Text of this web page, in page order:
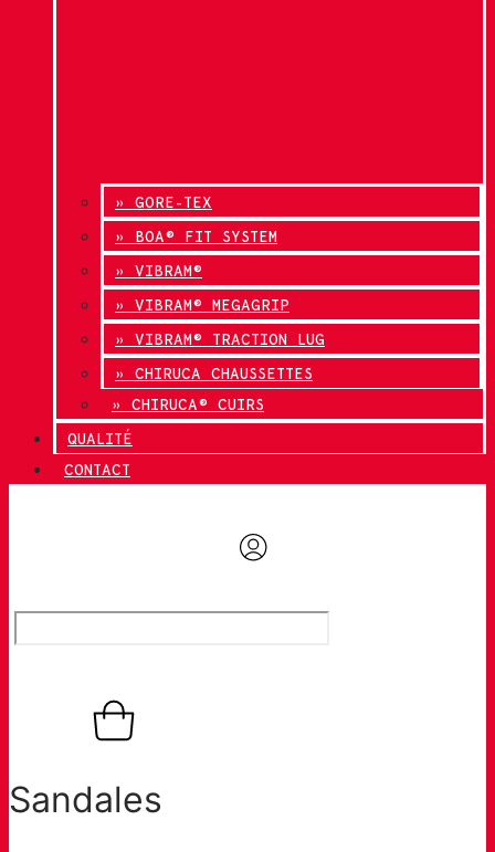
» GORE-TEX
» BOA® FIT SYSTEM
» VIBRAM®
» VIBRAM® MEGAGRIP
» VIBRAM® TRACTION LUG
» CHIRUCA CHAUSSETTES
» CHIRUCA® CUIRS
QUALITÉ
CONTACT
Sandales